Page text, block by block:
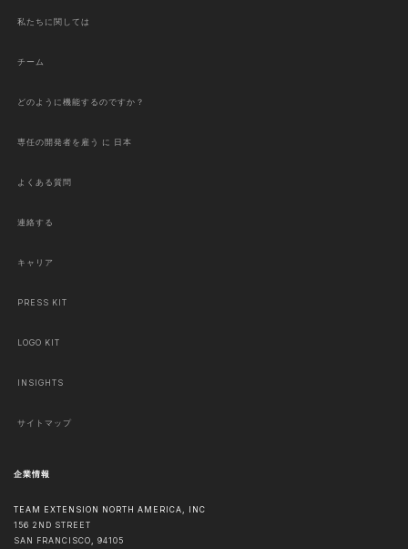
私たちに関しては
チーム
どのように機能するのですか？
専任の開発者を雇う に 日本
よくある質問
連絡する
キャリア
PRESS KIT
LOGO KIT
INSIGHTS
サイトマップ
企業情報
TEAM EXTENSION NORTH AMERICA, INC
156 2ND STREET
SAN FRANCISCO, 94105